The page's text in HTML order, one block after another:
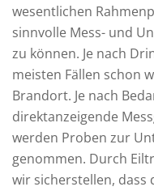
wesentlichen
sinnvolle Mess- und
zu können. Je nach
meisten Fällen schon
Brandort. Je nach
direktanzeigende
werden Proben zur
genommen. Durch
wir sicherstellen, dass